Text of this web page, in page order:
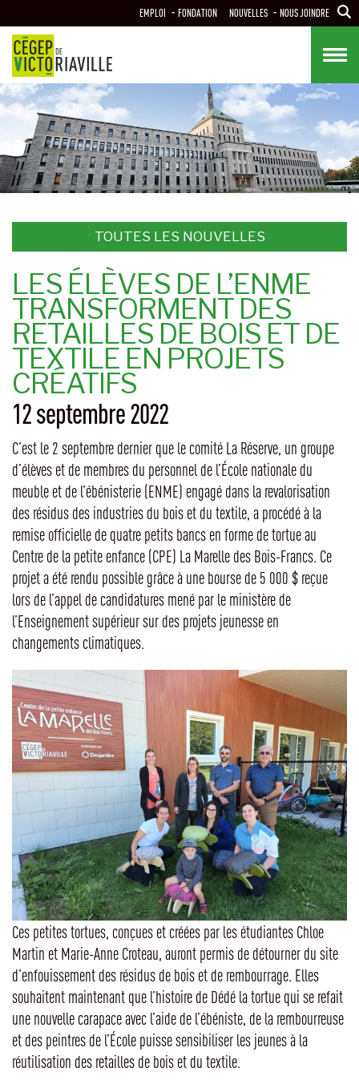
au
contenu
principal
EMPLOI FONDATION NOUVELLES NOUS JOINDRE
TOUTES LES NOUVELLES
LES ÉLÈVES DE L’ENME
TRANSFORMENT DES
RETAILLES DE BOIS ET DE
TEXTILE EN PROJETS
CRÉATIFS
12 septembre 2022
C’est le 2 septembre dernier que le comité La Réserve, un groupe
d’élèves et de membres du personnel de l’École nationale du
meuble et de l’ébénisterie (ENME) engagé dans la revalorisation
des résidus des industries du bois et du textile, a procédé à la
remise officielle de quatre petits bancs en forme de tortue au
Centre de la petite enfance (CPE) La Marelle des Bois-Francs. Ce
projet a été rendu possible grâce à une bourse de 5 000 $ reçue
lors de l’appel de candidatures mené par le ministère de
l’Enseignement supérieur sur des projets jeunesse en
changements climatiques.
Ces petites tortues, conçues et créées par les étudiantes Chloe
Martin et Marie-Anne Croteau, auront permis de détourner du site
d’enfouissement des résidus de bois et de rembourrage. Elles
souhaitent maintenant que l’histoire de Dédé la tortue qui se refait
une nouvelle carapace avec l’aide de l’ébéniste, de la rembourreuse
et des peintres de l’École puisse sensibiliser les jeunes à la
réutilisation des retailles de bois et du textile.